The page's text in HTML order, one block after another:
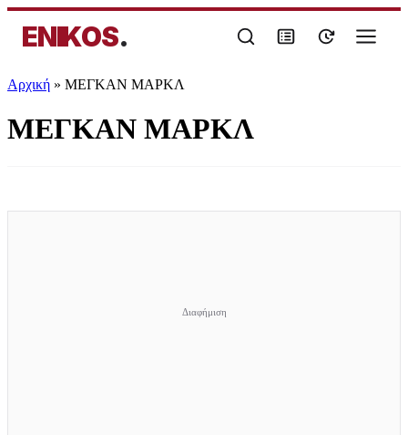
ENIKOS.
Αρχική » ΜΕΓΚΑΝ ΜΑΡΚΛ
ΜΕΓΚΑΝ ΜΑΡΚΛ